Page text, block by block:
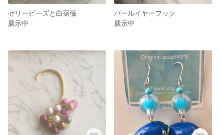
ゼリービーズと白薔薇
展示中
パールイヤーフック
展示中